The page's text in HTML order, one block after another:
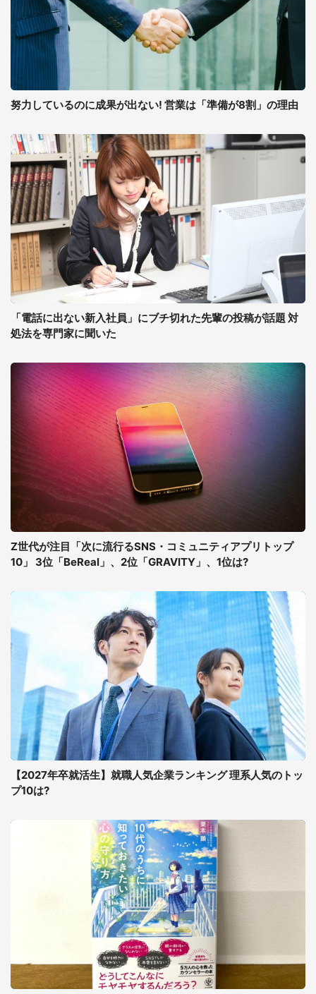
努力しているのに成果が出ない! 営業は「準備が8割」の理由
「電話に出ない新入社員」にブチ切れた先輩の投稿が話題 対
処法を専門家に聞いた
Z世代が注目「次に流行るSNS・コミュニティアプリトップ
10」 3位「BeReal」、2位「GRAVITY」、1位は?
【2027年卒就活生】就職人気企業ランキング 理系人気のトッ
プ10は?